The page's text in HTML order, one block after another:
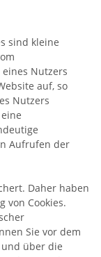
sind kleine
Nutzers
auf, so
Nutzers
Aufrufen der
Daher haben
von Cookies.
Sie vor dem
über die